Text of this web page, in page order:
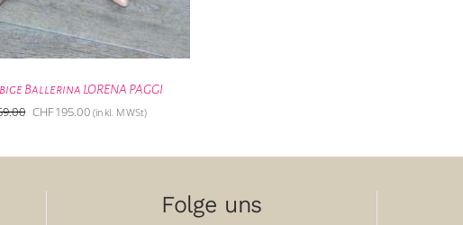
Ballerina LORENA PAGGI
Ursprünglicher
CHF195.00Aktueller
(inkl. MWSt)
Folge uns